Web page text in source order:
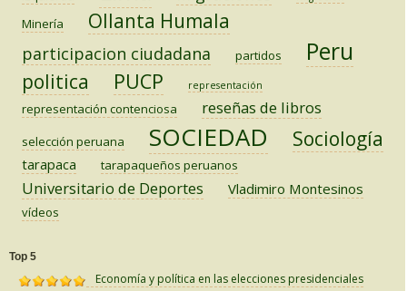
Minería Ollanta Humala
participacion ciudadana partidos Peru
politica PUCP representación
representación contenciosa reseñas de libros
selección peruana SOCIEDAD Sociología
tarapaca tarapaqueños peruanos
Universitario de Deportes Vladimiro Montesinos
vídeos
Top 5
Economía y política en las elecciones presidenciales